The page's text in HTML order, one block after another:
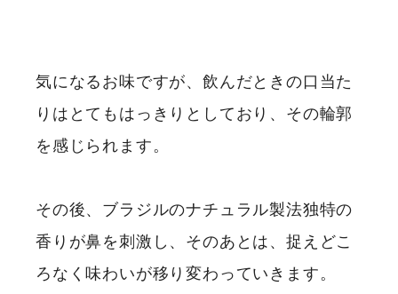
気になるお味ですが、飲んだときの口当た
りはとてもはっきりとしており、その輪郭
を感じられます。
その後、ブラジルのナチュラル製法独特の
香りが鼻を刺激し、そのあとは、捉えどこ
ろなく味わいが移り変わっていきます。